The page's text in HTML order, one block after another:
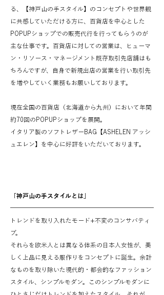
る、【神戸山の手スタイル】のコンセプトや世界観
に共感していただける方に、百貨店を中心とした
POPUPショップでの販売代行を行ってもらうのが
主な仕事です。百貨店に対しての営業は、ヒューマ
ン・リソース・マネージメント既存取引先店舗はも
ちろんですが、自身で新規出店の営業を行い取引先
を増やしていく業務もお願いしております。
現在全国の百貨店（北海道から九州）において年間
約70回のPOPUPショップを展開。
イタリア製のソフトレザーBAG【ASHELEN アッシ
ュエレン】を中心に好評をいただいております。
「神戸山の手スタイルとは」
トレンドを取り入れたモード+不変のコンサバティ
ブ。
それらを欧米人とは異なる体系の日本人女性が、美
しく上品に見える服作りをコンセプトに誕生。余計
なものを取り除いた現代的・都会的なファッション
スタイル、シンプルモダン。このシンプルモダンに